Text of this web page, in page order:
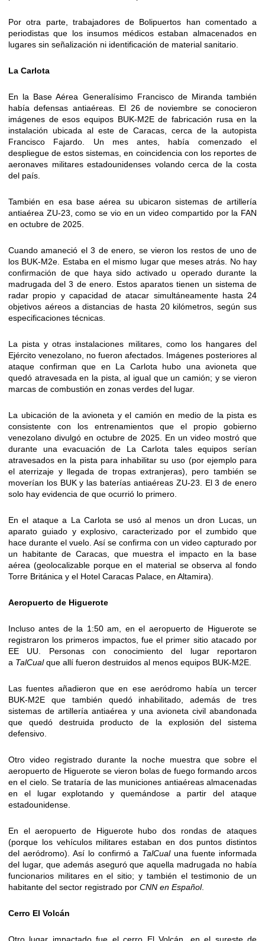
Por otra parte, trabajadores de Bolipuertos han comentado a
periodistas que los insumos médicos estaban almacenados en
lugares sin señalización ni identificación de material sanitario.
La Carlota
En la Base Aérea Generalísimo Francisco de Miranda también
había defensas antiaéreas. El 26 de noviembre se conocieron
imágenes de esos equipos BUK-M2E de fabricación rusa en la
instalación ubicada al este de Caracas, cerca de la autopista
Francisco Fajardo. Un mes antes, había comenzado el
despliegue de estos sistemas, en coincidencia con los reportes de
aeronaves militares estadounidenses volando cerca de la costa
del país.
También en esa base aérea su ubicaron sistemas de artillería
antiaérea ZU-23, como se vio en un video compartido por la FAN
en octubre de 2025.
Cuando amaneció el 3 de enero, se vieron los restos de uno de
los BUK-M2e. Estaba en el mismo lugar que meses atrás. No hay
confirmación de que haya sido activado u operado durante la
madrugada del 3 de enero. Estos aparatos tienen un sistema de
radar propio y capacidad de atacar simultáneamente hasta 24
objetivos aéreos a distancias de hasta 20 kilómetros, según sus
especificaciones técnicas.
La pista y otras instalaciones militares, como los hangares del
Ejército venezolano, no fueron afectados. Imágenes posteriores al
ataque confirman que en La Carlota hubo una avioneta que
quedó atravesada en la pista, al igual que un camión; y se vieron
marcas de combustión en zonas verdes del lugar.
La ubicación de la avioneta y el camión en medio de la pista es
consistente con los entrenamientos que el propio gobierno
venezolano divulgó en octubre de 2025. En un video mostró que
durante una evacuación de La Carlota tales equipos serían
atravesados en la pista para inhabilitar su uso (por ejemplo para
el aterrizaje y llegada de tropas extranjeras), pero también se
moverían los BUK y las baterías antiaéreas ZU-23. El 3 de enero
solo hay evidencia de que ocurrió lo primero.
En el ataque a La Carlota se usó al menos un dron Lucas, un
aparato guiado y explosivo, caracterizado por el zumbido que
hace durante el vuelo. Así se confirma con un video capturado por
un habitante de Caracas, que muestra el impacto en la base
aérea (geolocalizable porque en el material se observa al fondo
Torre Británica y el Hotel Caracas Palace, en Altamira).
Aeropuerto de Higuerote
Incluso antes de la 1:50 am, en el aeropuerto de Higuerote se
registraron los primeros impactos, fue el primer sitio atacado por
EE UU. Personas con conocimiento del lugar reportaron
a TalCualque allí fueron destruidos al menos equipos BUK-M2E.
Las fuentes añadieron que en ese aeródromo había un tercer
BUK-M2E que también quedó inhabilitado, además de tres
sistemas de artillería antiaérea y una avioneta civil abandonada
que quedó destruida producto de la explosión del sistema
defensivo.
Otro video registrado durante la noche muestra que sobre el
aeropuerto de Higuerote se vieron bolas de fuego formando arcos
en el cielo. Se trataría de las municiones antiaéreas almacenadas
en el lugar explotando y quemándose a partir del ataque
estadounidense.
En el aeropuerto de Higuerote hubo dos rondas de ataques
(porque los vehículos militares estaban en dos puntos distintos
del aeródromo). Así lo confirmó a TalCualuna fuente informada
del lugar, que además aseguró que aquella madrugada no había
funcionarios militares en el sitio; y también el testimonio de un
habitante del sector registrado por CNN en Español.
Cerro El Volcán